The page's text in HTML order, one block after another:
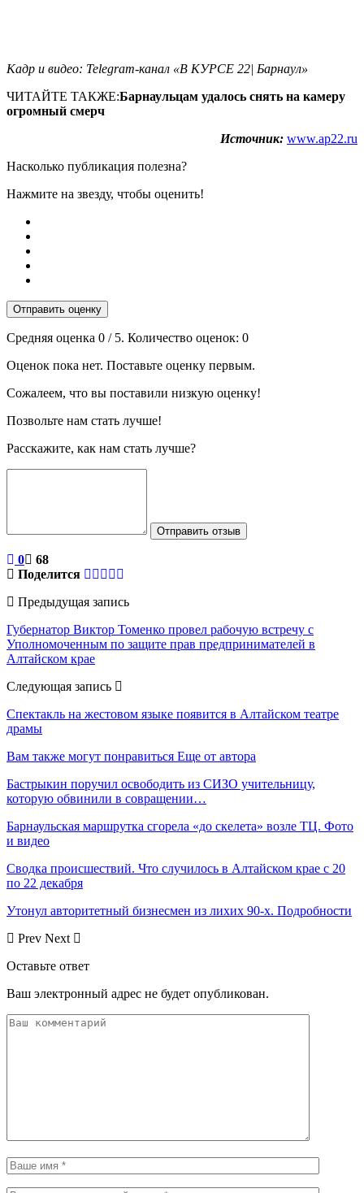
Кадр и видео: Telegram-канал «В КУРСЕ 22| Барнаул»
ЧИТАЙТЕ ТАКЖЕ:Барнаульцам удалось снять на камеру
огромный смерч
Источник: www.ap22.ru
Насколько публикация полезна?
Нажмите на звезду, чтобы оценить!
Отправить оценку
Средняя оценка 0 / 5. Количество оценок: 0
Оценок пока нет. Поставьте оценку первым.
Сожалеем, что вы поставили низкую оценку!
Позвольте нам стать лучше!
Расскажите, как нам стать лучше?
Отправить отзыв
0
68
Поделится
Предыдущая запись
Губернатор Виктор Томенко провел рабочую встречу с
Уполномоченным по защите прав предпринимателей в
Алтайском крае
Следующая запись
Спектакль на жестовом языке появится в Алтайском театре
драмы
Вам также могут понравиться Еще от автора
Бастрыкин поручил освободить из СИЗО учительницу,
которую обвинили в совращении…
Барнаульская маршрутка сгорела «до скелета» возле ТЦ. Фото
и видео
Сводка происшествий. Что случилось в Алтайском крае с 20
по 22 декабря
Утонул авторитетный бизнесмен из лихих 90-х. Подробности
Prev Next
Оставьте ответ
Ваш электронный адрес не будет опубликован.